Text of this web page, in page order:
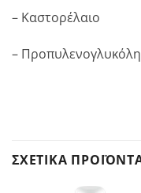
– Καστορέλαιο
– Προπυλενογλυκόλη
ΣΧΕΤΙΚΆ